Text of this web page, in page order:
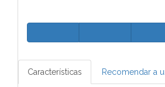
Características Recomendar a